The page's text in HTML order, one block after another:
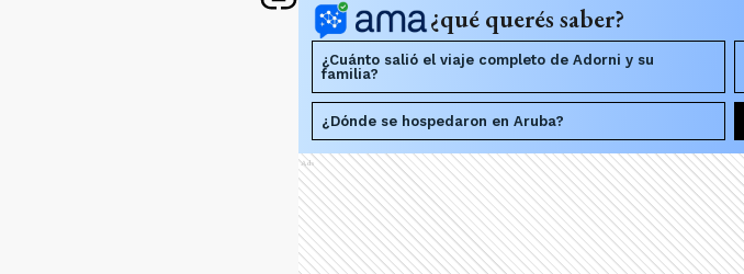
¿qué querés saber?
¿Cuánto salió el viaje completo de Adorni y su
familia?
¿Dónde se hospedaron en Aruba?
Ads